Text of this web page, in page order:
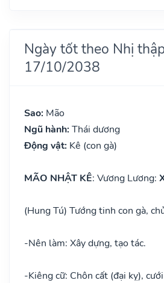
Ngày tốt theo Nhị
17/10/2038
Sao: Mão
Ngũ hành: Thái dương
Động vật: Kê (con gà)
MÃO NHẬT KÊ: Vương Lương:
(Hung Tú) Tướng tinh con gà,
-Nên làm: Xây dựng, tạo tác.
-Kiêng cữ: Chôn cất (đại kỵ),